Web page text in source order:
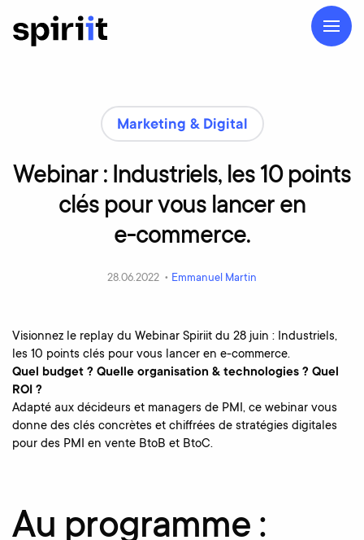
Marketing & Digital
Webinar : Industriels, les 10 points
clés pourvous lancer en
e-commerce.
28.06.2022 • Emmanuel Martin
Visionnez le replay du Webinar Spiriit du 28 juin : Industriels,
les 10 points clés pour vous lancer en e-commerce.
Quel budget ? Quelle organisation & technologies ? Quel
ROI ?
Adapté aux décideurs et managers de PMI, ce webinar vous
donne des clés concrètes et chiffrées de stratégies digitales
pour des PMI en vente BtoB et BtoC.
Au programme :